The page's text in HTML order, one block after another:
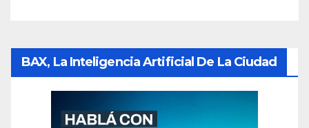
BAX, La Inteligencia Artificial De La Ciudad